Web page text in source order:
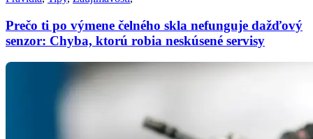
Prečo ti po výmene čelného skla nefunguje dažďový
senzor: Chyba, ktorú robia neskúsené servisy